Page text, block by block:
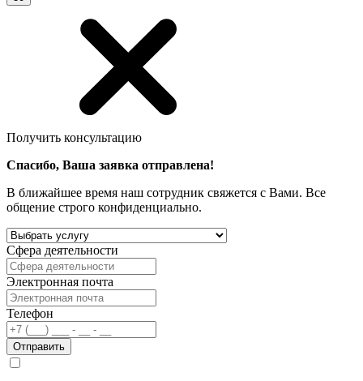
Получить консультацию
Спасибо, Ваша заявка отправлена!
В ближайшее время наш сотрудник свяжется с Вами. Все
общение строго конфиденциально.
Сфера деятельности
Электронная почта
Телефон
Отправить